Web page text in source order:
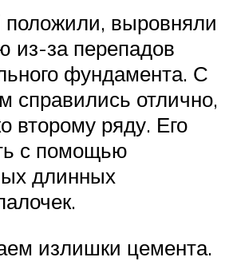
выровняли
из-за перепадов
фундамента. С
справились отлично,
второму ряду. Его
с помощью
длинных
излишки цемента.